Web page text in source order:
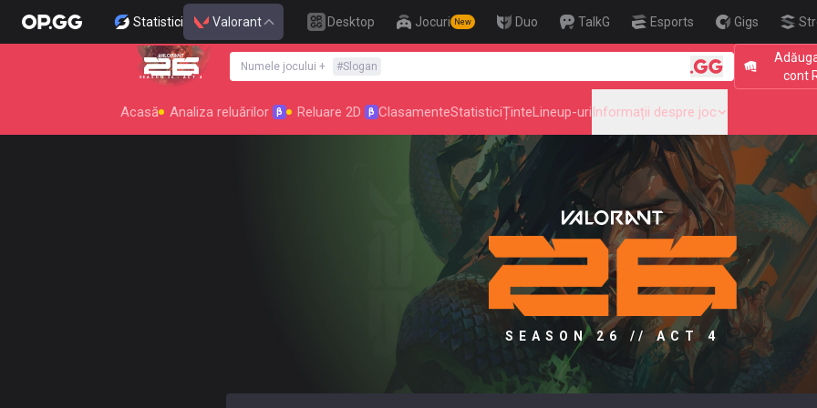
Statistici Valorant Desktop Jocuri New Duo TalkG Esports Gigs
SEASON 26 : ACT 4
Numele jocului + #Slogan
cont
🎯 Level
Acasă Analiza reluărilor β Reluare 2D β ClasamenteStatisticiȚinteLineup-uriInformații despre joc
SEASON 26 // ACT 4